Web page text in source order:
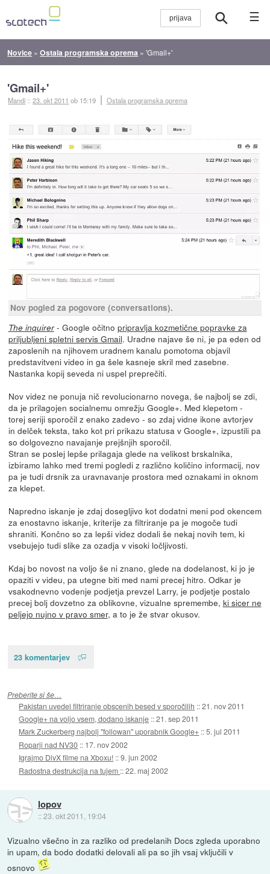
☰
Novice »Ostala programska oprema »'Gmail+'
'Gmail+'
Mandi ::23. okt 2011 ob 15:19 Ostala programska oprema
Nov pogled za pogovore (conversations).
The inquirer- Google očitno pripravlja kozmetične popravke za
priljubljeni spletni servis Gmail. Uradne najave še ni, je pa eden od
zaposlenih na njihovem uradnem kanalu pomotoma objavil
predstavitveni video in ga šele kasneje skril med zasebne.
Nastanka kopij seveda ni uspel preprečiti.
Nov videz ne ponuja nič revolucionarno novega, še najbolj se zdi,
da je prilagojen socialnemu omrežju Google+. Med klepetom -
torej seriji sporočil z enako zadevo - so zdaj vidne ikone avtorjev
in delček teksta, tako kot pri prikazu statusa v Google+, izpustili pa
so dolgovezno navajanje prejšnjih sporočil.
Stran se poslej lepše prilagaja glede na velikost brskalnika,
izbiramo lahko med tremi pogledi z različno količino informacij, nov
pa je tudi drsnik za uravnavanje prostora med oznakami in oknom
za klepet.
Napredno iskanje je zdaj dosegljivo kot dodatni meni pod okencem
za enostavno iskanje, kriterije za filtriranje pa je mogoče tudi
shraniti. Končno so za lepši videz dodali še nekaj novih tem, ki
vsebujejo tudi slike za ozadja v visoki ločljivosti.
Kdaj bo novost na voljo še ni znano, glede na dodelanost, ki jo je
opaziti v videu, pa utegne biti med nami precej hitro. Odkar je
vsakodnevno vodenje podjetja prevzel Larry, je podjetje postalo
precej bolj dovzetno za oblikovne, vizualne spremembe, ki sicer ne
peljejo nujno v pravo smer, a to je že stvar okusov.
23 komentarjev
Preberite si še…
Pakistan uvedel filtriranje obscenih besed v sporočilih ::21. nov 2011
Google+ na voljo vsem, dodano iskanje ::21. sep 2011
Mark Zuckerberg najbolj "followan" uporabnik Google+ ::5. jul 2011
Roparji nad NV30 :: 17. nov 2002
Igrajmo DivX filme na Xboxu! ::9. jun 2002
Radostna destrukcija na tujem ::22. maj 2002
lopov
::23. okt 2011, 19:04
Vizualno všečno in za razliko od predelanih Docs zgleda uporabno
in upam, da bodo dodatki delovali ali pa so jih vsaj vključili v
osnovo